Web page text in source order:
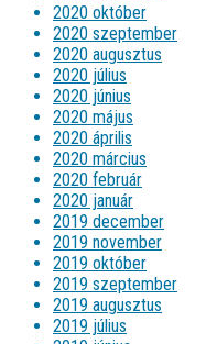
2020 október
2020 szeptember
2020 augusztus
2020 július
2020 június
2020 május
2020 április
2020 március
2020 február
2020 január
2019 december
2019 november
2019 október
2019 szeptember
2019 augusztus
2019 július